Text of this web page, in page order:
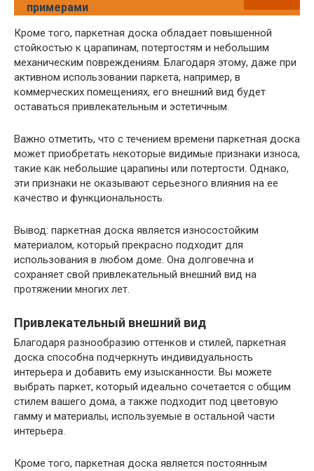
примерами
Кроме того, паркетная доска обладает повышенной
стойкостью к царапинам, потертостям и небольшим
механическим повреждениям. Благодаря этому, даже при
активном использовании паркета, например, в
коммерческих помещениях, его внешний вид будет
оставаться привлекательным и эстетичным.
Важно отметить, что с течением времени паркетная доска
может приобретать некоторые видимые признаки износа,
такие как небольшие царапины или потертости. Однако,
эти признаки не оказывают серьезного влияния на ее
качество и функциональность.
Вывод: паркетная доска является износостойким
материалом, который прекрасно подходит для
использования в любом доме. Она долговечна и
сохраняет свой привлекательный внешний вид на
протяжении многих лет.
Привлекательный внешний вид
Благодаря разнообразию оттенков и стилей, паркетная
доска способна подчеркнуть индивидуальность
интерьера и добавить ему изысканности. Вы можете
выбрать паркет, который идеально сочетается с общим
стилем вашего дома, а также подходит под цветовую
гамму и материалы, используемые в остальной части
интерьера.
Кроме того, паркетная доска является постоянным